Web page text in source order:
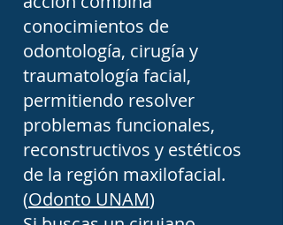
Las enfermedades de la
articulación
temporomandibular
representan otra causa
frecuente de consulta.
Pacientes con dolor
mandibular, dificultad para
conocimientos de
odontología, cirugía y
traumatología facial,
permitiendo resolver
problemas funcionales,
reconstructivos y estéticos
de la región maxilofacial.
(Odonto UNAM)